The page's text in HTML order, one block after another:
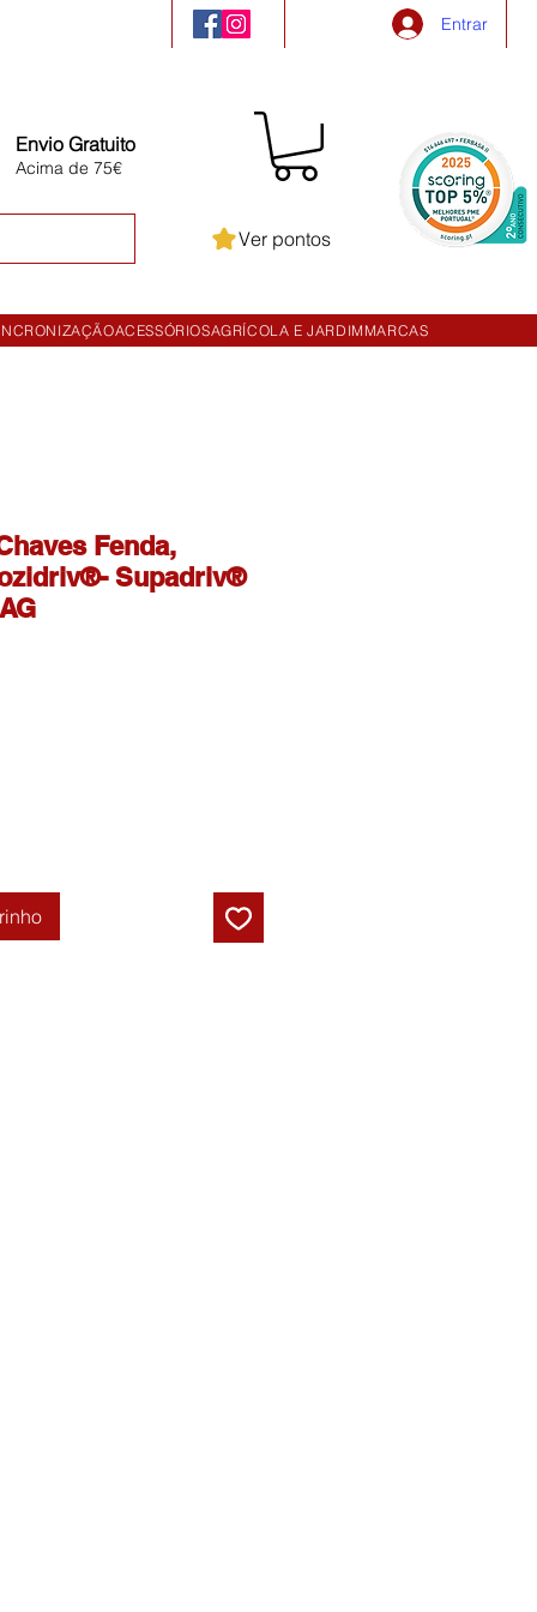
Entrar
Envio Gratuito
Acima de 75€
Ver pontos
ACESSÓRIOSAGRÍCOLA E JARDIM MARCAS
Fenda,
Supadriv®